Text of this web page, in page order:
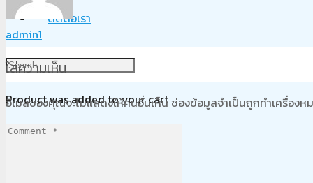
ติดต่อเรา
Productwas added to your cart
admin1
ใส่ความเห็น
อีเมลของคุณจะไม่แสดงให้คนอื่นเห็น ช่องข้อมูลจำเป็นถูกทำเครื่องห